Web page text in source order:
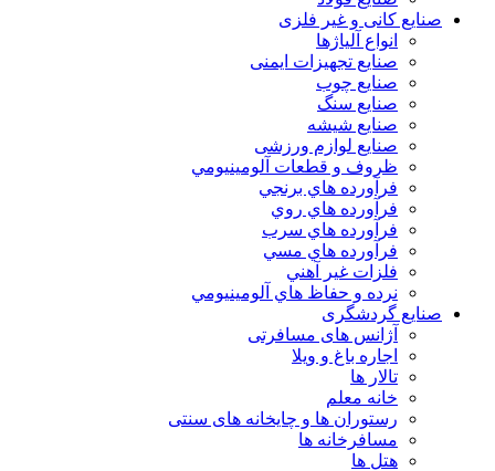
صنایع کانی و غیر فلزی
انواع آلياژها
صنایع تجهیزات ایمنی
صنایع چوب
صنایع سنگ
صنایع شیشه
صنایع لوازم ورزشی
ظروف و قطعات آلومينيومي
فرآورده هاي برنجي
فرآورده هاي روي
فرآورده هاي سرب
فرآورده هاي مسي
فلزات غير آهني
نرده و حفاظ هاي آلومينيومي
صنایع گردشگری
آژانس های مسافرتی
اجاره باغ و ویلا
تالار ها
خانه معلم
رستوران ها و چایخانه های سنتی
مسافرخانه ها
هتل ها